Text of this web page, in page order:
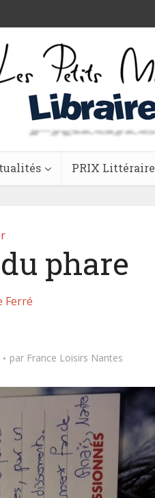
PRIX Littéraire
phare
Ferré
par France Loisirs Nantes